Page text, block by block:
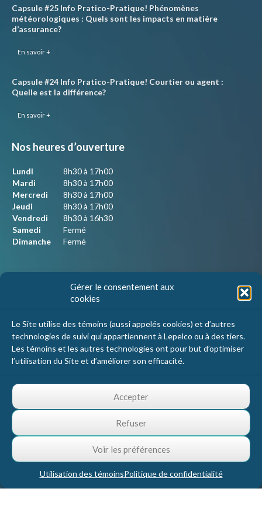
Gérer le consentement aux
cookies
Le Site utilise des témoins (aussi appelés cookies) et d’autres
technologies de suivi qui appartiennent à Lepelco ou à des tiers.
Les témoins et les autres technologies ont pour but d’optimiser
l’utilisation du Site et d’améliorer son efficacité.
Accepter
Refuser
Voir les préférences
Utilisation des témoinsPolitique de confidentialité
Capsule #25 Info Pratico-Pratique! Phénomènes
météorologiques : Quels sont les impacts en matière
d’assurance?
En savoir +
Capsule #24 Info Pratico-Pratique! Courtier ou agent :
Quelle est la différence?
En savoir +
Nos heures d’ouverture
Lundi
8h30 à 17h00
Mardi
8h30 à 17h00
Mercredi
8h30 à 17h00
Jeudi
8h30 à 17h00
Vendredi
8h30 à 16h30
Samedi
Fermé
Dimanche
Fermé
Nous joindre
Saint-Mathieu-de-Beloeil, Qc
J3G 0R2
1 800 467-5067